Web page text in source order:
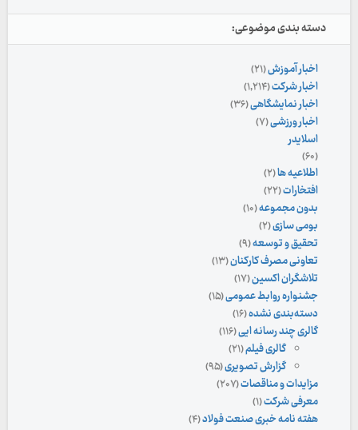
دسته بندی موضوعی:
اخبار آموزش(۲۱)
اخبار شرکت(۱,۲۱۴)
اخبار نمایشگاهی(۳۶)
اخبار ورزشی(۷)
اسلایدر
(۶۰)
اطلاعیه ها(۲)
افتخارات(۲۲)
بدون مجموعه(۱۰)
بومی سازی(۲)
تحقیق و توسعه(۹)
تعاونی مصرف کارکنان(۱۳)
تلاشگران اکسین(۱۷)
جشنواره روابط عمومی(۱۵)
دسته‌بندی نشده(۱۶)
گالری چند رسانه ایی(۱۱۶)
گالری فیلم(۲۱)
گزارش تصویری(۹۵)
مزایدات و مناقصات(۲۰۷)
معرفی شرکت(۱)
هفته نامه خبری صنعت فولاد(۴)